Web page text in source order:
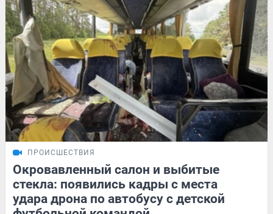
ПРОИСШЕСТВИЯ
Окровавленный салон и выбитые
стекла: появились кадры с места
удара дрона по автобусу с детской